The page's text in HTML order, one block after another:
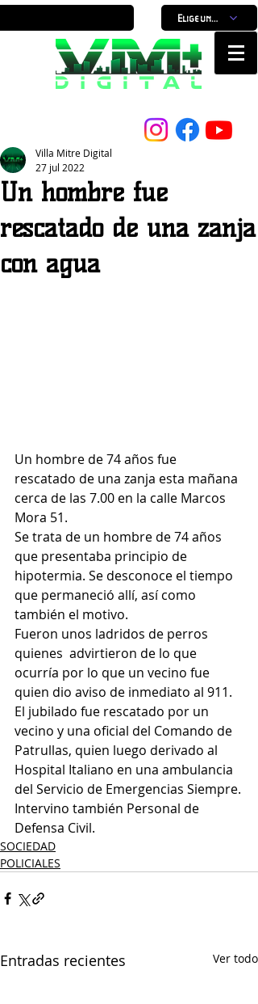
Elige un horario
Un hombre fue
rescatado de una zanja
con agua
Villa Mitre Digital
27 jul 2022
Un hombre de 74 años fue
rescatado de una zanja esta mañana
cerca de las 7.00 en la calle Marcos
Mora 51.
Se trata de un hombre de 74 años
que presentaba principio de
hipotermia. Se desconoce el tiempo
que permaneció allí, así como
también el motivo.
Fueron unos ladridos de perros
quienes  advirtieron de lo que
ocurría por lo que un vecino fue
quien dio aviso de inmediato al 911.
El jubilado fue rescatado por un
vecino y una oficial del Comando de
Patrullas, quien luego derivado al
Hospital Italiano en una ambulancia
del Servicio de Emergencias Siempre.
Intervino también Personal de
Defensa Civil.
SOCIEDAD
POLICIALES
Entradas recientes Ver todo